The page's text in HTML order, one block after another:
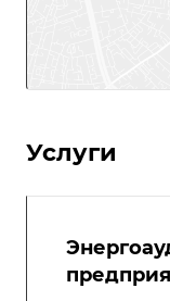
Услуги